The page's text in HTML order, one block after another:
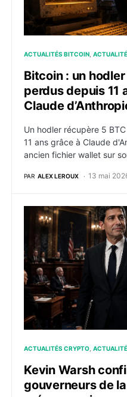
ACTUALITÉS BITCOIN
Bitcoin : un
perdus depuis 11
Claude
Un hodler récupère 5
11 ans grâce à Claude
ancien fichier wallet sur
PAR ALEX LEROUX 13 mai
Kevin Warsh
ACTUALITÉS CRYPTO
Kevin Warsh
gouverneurs de